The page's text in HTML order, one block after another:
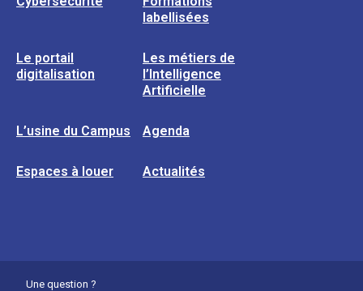
labellisées
Le portail
digitalisation
Les métiers de
l’Intelligence
Artificielle
L’usine du Campus Agenda
Espaces à louer Actualités
Une question ?